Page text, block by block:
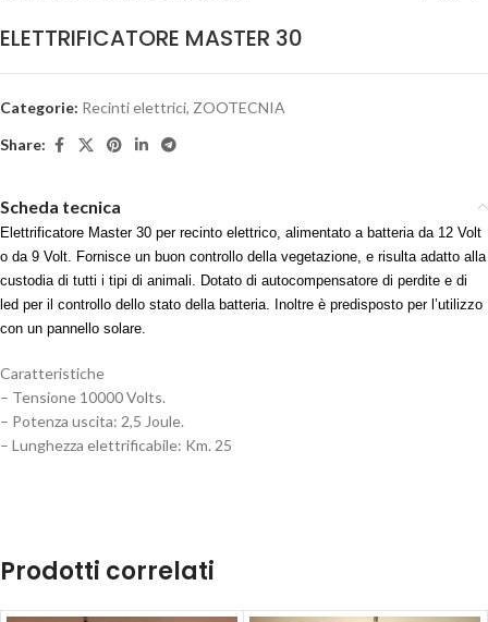
ELETTRIFICATORE MASTER 30
Categorie: Recinti elettrici, ZOOTECNIA
Share:
Scheda tecnica
Elettrificatore Master 30 per recinto elettrico, alimentato a batteria da 12 Volt
o da 9 Volt. Fornisce un buon controllo della vegetazione, e risulta adatto alla
custodia di tutti i tipi di animali. Dotato di autocompensatore di perdite e di
led per il controllo dello stato della batteria. Inoltre è predisposto per l’utilizzo
con un pannello solare.
Caratteristiche
– Tensione 10000 Volts.
– Potenza uscita: 2,5 Joule.
– Lunghezza elettrificabile: Km. 25
Prodotti correlati